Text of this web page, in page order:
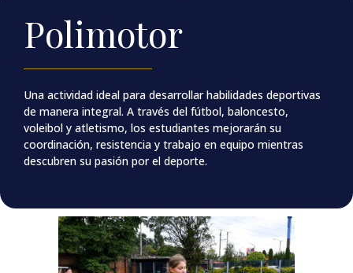
Polimotor
Una actividad ideal para desarrollar habilidades deportivas
de manera integral. A través del fútbol, baloncesto,
voleibol y atletismo, los estudiantes mejorarán su
coordinación, resistencia y trabajo en equipo mientras
descubren su pasión por el deporte.